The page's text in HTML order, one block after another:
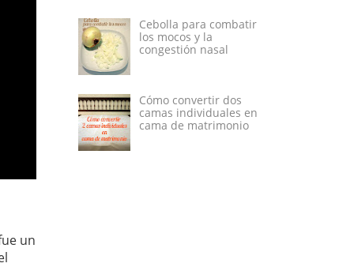
un
Cebolla para combatir
los mocos y la
congestión nasal
Cómo convertir dos
camas individuales en
cama de matrimonio